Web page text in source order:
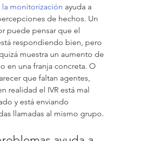
la monitorización ayuda a
de hechos. Un
puede pensar que el
respondiendo bien, pero
muestra un aumento de
en una franja concreta. O
que faltan agentes,
realidad el IVR está mal
y está enviando
llamadas al mismo grupo.